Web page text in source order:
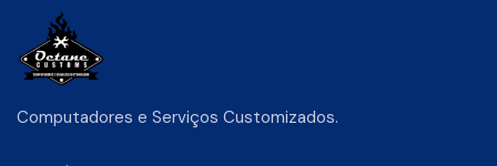
Computadores e Serviços Customizados.